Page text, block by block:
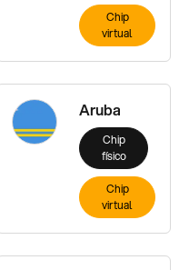
Chip
virtual
Aruba
Chip
físico
Chip
virtual